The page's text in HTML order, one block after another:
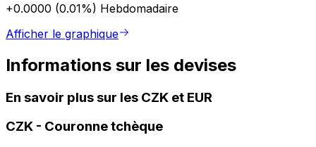
+0.0000 (0.01%) Hebdomadaire
Afficher le graphique
Informations sur les devises
En savoir plus sur les CZK et EUR
CZK - Couronne tchèque